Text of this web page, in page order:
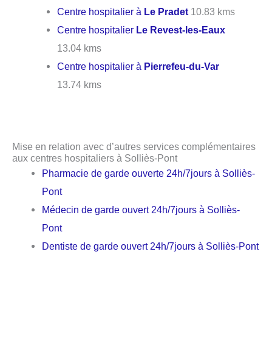
Centre hospitalier à Le Pradet 10.83 kms
Centre hospitalier Le Revest-les-Eaux
13.04 kms
Centre hospitalier à Pierrefeu-du-Var
13.74 kms
Mise en relation avec d’autres services complémentaires
aux centres hospitaliers à Solliès-Pont
Pharmacie de garde ouverte 24h/7jours à Solliès-
Pont
Médecin de garde ouvert 24h/7jours à Solliès-
Pont
Dentiste de garde ouvert 24h/7jours à Solliès-Pont